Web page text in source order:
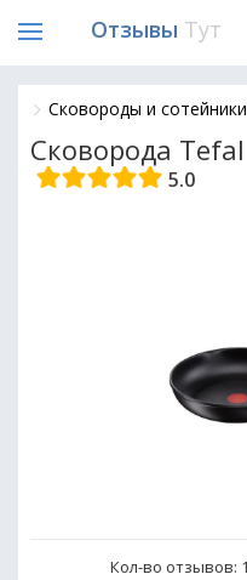
Отзывы Тут
Сковороды и сотейники
Сковорода
5.0
Кол-во отзывов: 1